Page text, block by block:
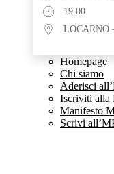
19:00
LOCARNO
Homepage
Chi siamo
Aderisci
Iscriviti alla
Manifesto
Scrivi